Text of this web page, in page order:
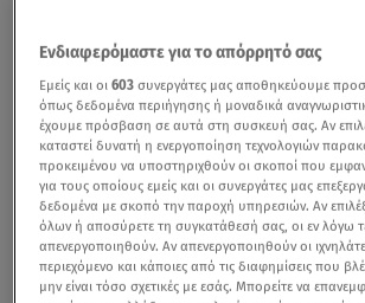
Ενδιαφερόμαστε για το απόρρητό σας
Εμείς και οι603 συνεργάτες μας αποθηκεύουμε
όπως δεδομένα περιήγησης ή μοναδικά
έχουμε πρόσβαση σε αυτά στη συσκευή σας. Αν
καταστεί δυνατή η ενεργοποίηση τεχνολογιών
προκειμένου να υποστηριχθούν οι σκοποί που
για τους οποίους εμείς και οι συνεργάτες μας
δεδομένα με σκοπό την παροχή υπηρεσιών. Αν
όλων ή αποσύρετε τη συγκατάθεσή σας, οι εν λόγω
απενεργοποιηθούν. Αν απενεργοποιηθούν οι
περιεχόμενο και κάποιες από τις διαφημίσεις που
μην είναι τόσο σχετικές με εσάς. Μπορείτε να